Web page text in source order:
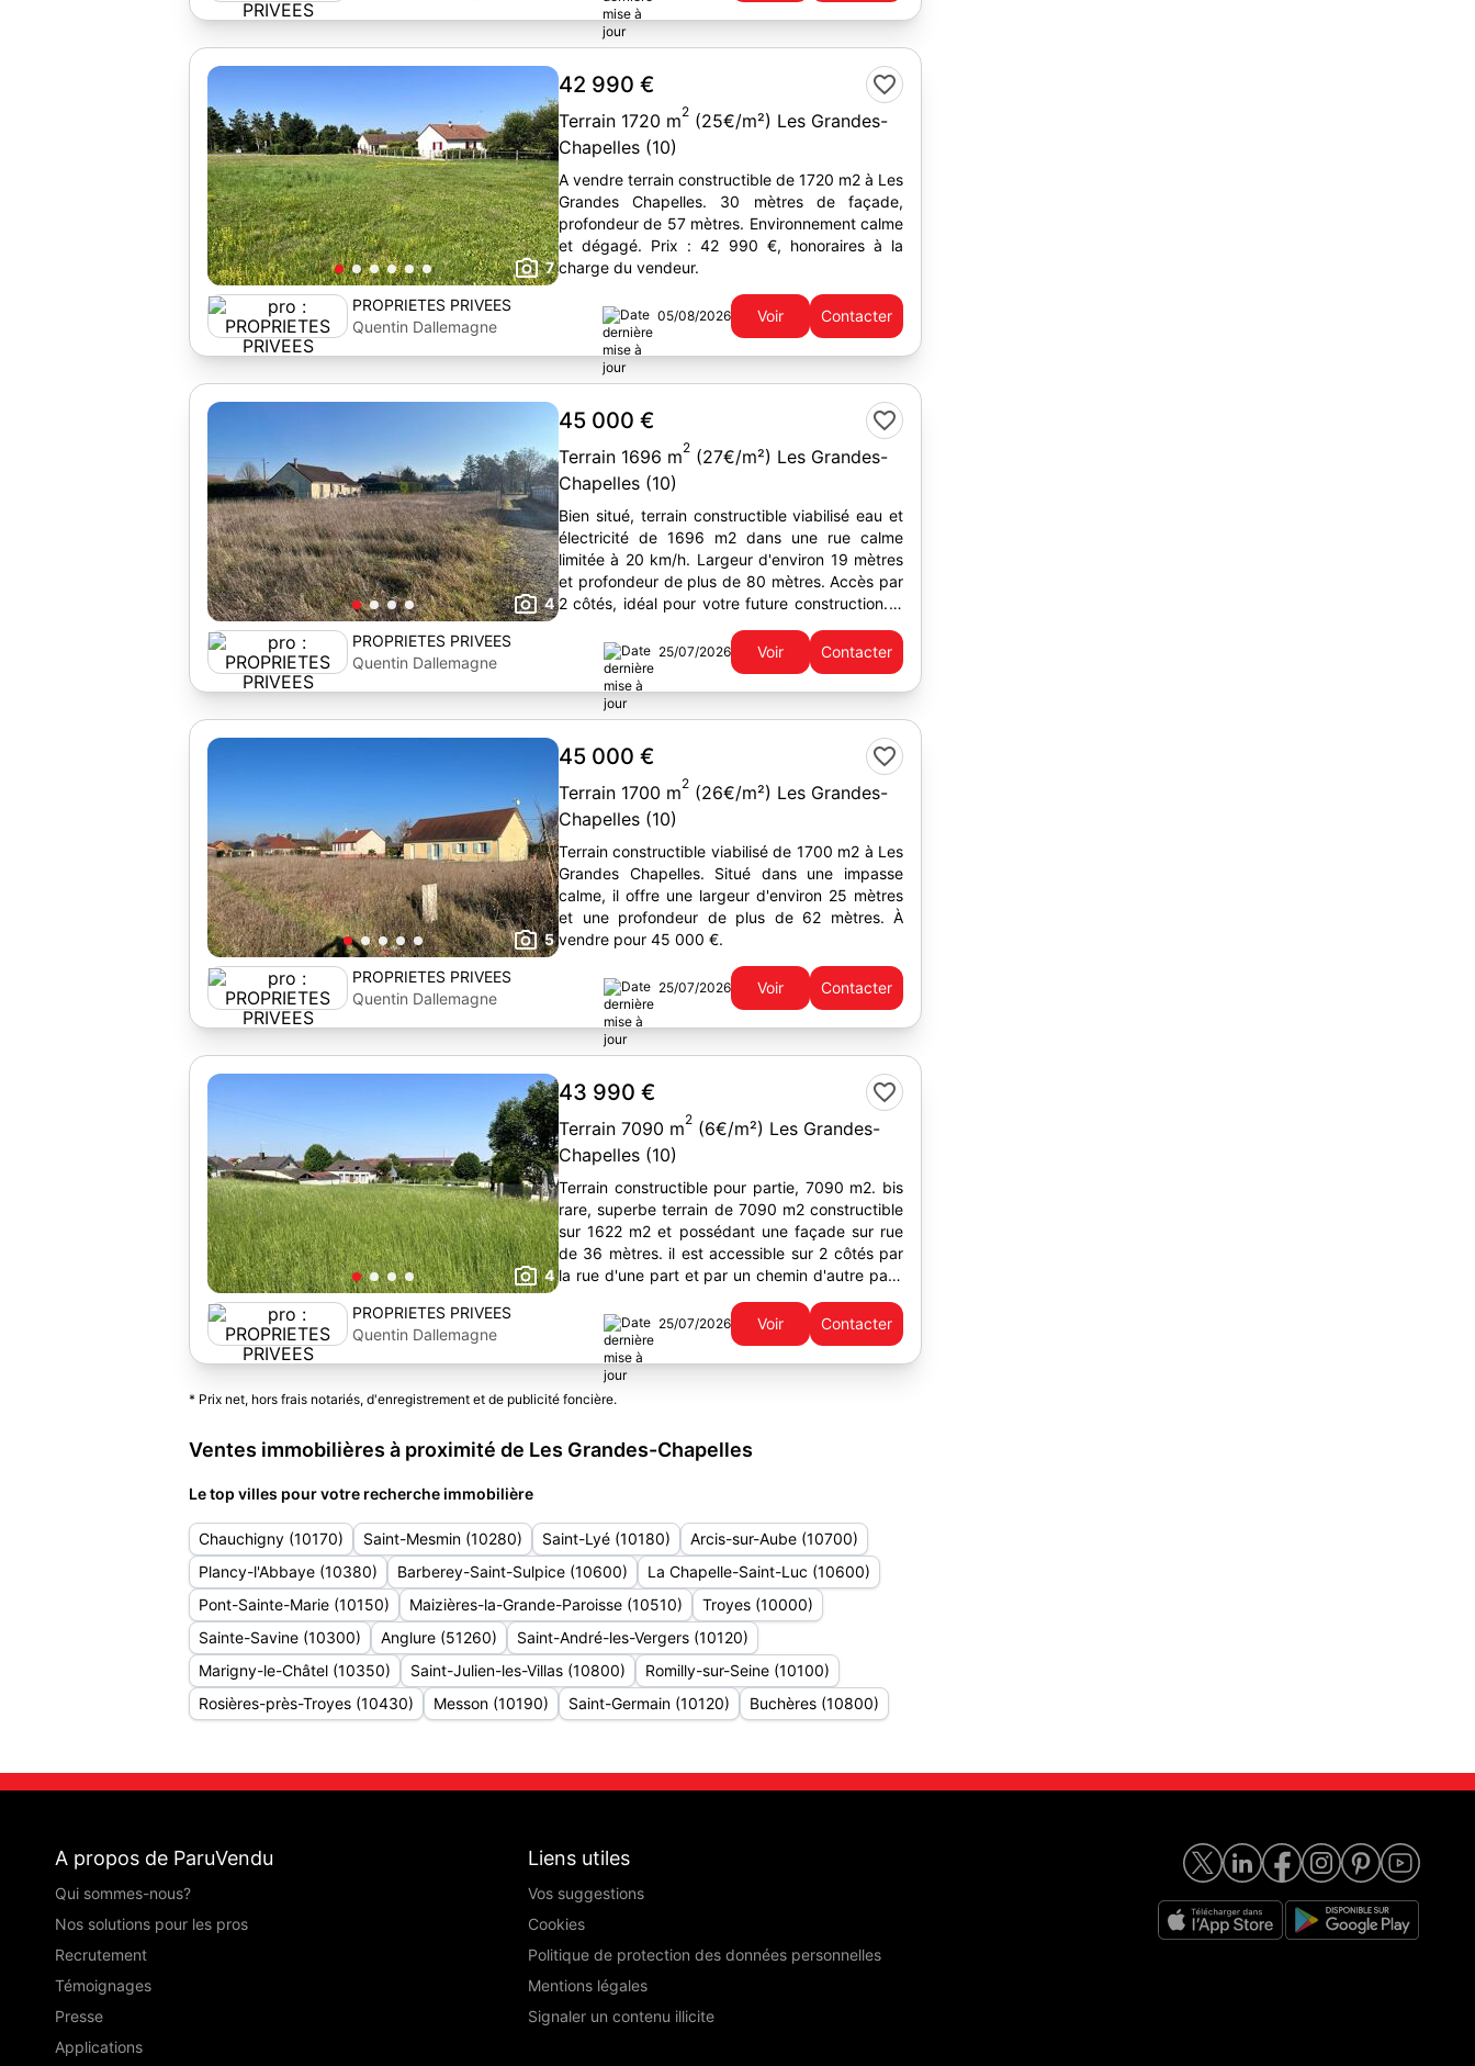
7
42 990 €
Terrain 1720 m2 (25€/m²) Les Grandes-
Chapelles (10)
A vendre terrain constructible de 1720 m2 à Les
Grandes Chapelles. 30 mètres de façade,
profondeur de 57 mètres. Environnement calme
et dégagé. Prix : 42 990 €, honoraires à la
charge du vendeur.
PROPRIETES PRIVEES
Quentin Dallemagne
05/08/2026 Voir Contacter
4
45 000 €
Terrain 1696 m2 (27€/m²) Les Grandes-
Chapelles (10)
Bien situé, terrain constructible viabilisé eau et
électricité de 1696 m2 dans une rue calme
limitée à 20 km/h. Largeur d'environ 19 mètres
et profondeur de plus de 80 mètres. Accès par
2 côtés, idéal pour votre future construction. A
PROPRIETES PRIVEES
Quentin Dallemagne
25/07/2026 Voir Contacter
5
45 000 €
Terrain 1700 m2 (26€/m²) Les Grandes-
Chapelles (10)
Terrain constructible viabilisé de 1700 m2 à Les
Grandes Chapelles. Situé dans une impasse
calme, il offre une largeur d'environ 25 mètres
et une profondeur de plus de 62 mètres. À
vendre pour 45 000 €.
PROPRIETES PRIVEES
Quentin Dallemagne
25/07/2026 Voir Contacter
4
43 990 €
Terrain 7090 m2 (6€/m²) Les Grandes-
Chapelles (10)
Terrain constructible pour partie, 7090 m2. bis
rare, superbe terrain de 7090 m2 constructible
sur 1622 m2 et possédant une façade sur rue
de 36 mètres. il est accessible sur 2 côtés par
la rue d'une part et par un chemin d'autre part.
PROPRIETES PRIVEES
Quentin Dallemagne
25/07/2026 Voir Contacter
* Prix net, hors frais notariés, d'enregistrement et de publicité foncière.
Ventes immobilières à proximité de Les Grandes-Chapelles
Le top villes pour votre recherche immobilière
Chauchigny (10170) Saint-Mesmin (10280) Saint-Lyé (10180)
Arcis-sur-Aube (10700)
Plancy-l'Abbaye (10380)
Barberey-Saint-Sulpice (10600)
La Chapelle-Saint-Luc (10600)
Pont-Sainte-Marie (10150)
Maizières-la-Grande-Paroisse (10510)
Troyes (10000)
Sainte-Savine (10300)
Anglure (51260)
Saint-André-les-Vergers (10120)
Marigny-le-Châtel (10350)
Saint-Julien-les-Villas (10800)
Romilly-sur-Seine (10100)
Rosières-près-Troyes (10430)
Messon (10190) Saint-Germain (10120) Buchères (10800)
A propos de ParuVendu
Qui sommes-nous?
Nos solutions pour les pros
Recrutement
Témoignages
Presse
Applications
Liens utiles
Vos suggestions
Cookies
Politique de protection des données personnelles
Mentions légales
Signaler un contenu illicite